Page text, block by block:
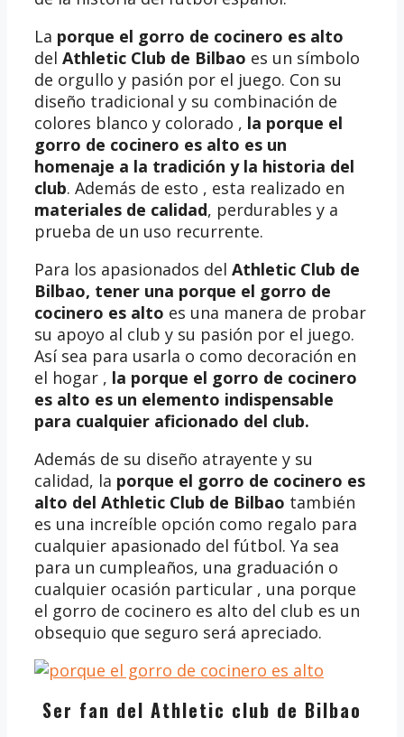
La porque el gorro de cocinero es alto
del Athletic Club de Bilbao es un símbolo
de orgullo y pasión por el juego. Con su
diseño tradicional y su combinación de
colores blanco y colorado , la porque el
gorro de cocinero es alto es un
homenaje a la tradición y la historia del
club. Además de esto , esta realizado en
materiales de calidad, perdurables y a
prueba de un uso recurrente.
Para los apasionados del Athletic Club de
Bilbao, tener una porque el gorro de
cocinero es alto es una manera de probar
su apoyo al club y su pasión por el juego.
Así sea para usarla o como decoración en
el hogar , la porque el gorro de cocinero
es alto es un elemento indispensable
para cualquier aficionado del club.
Además de su diseño atrayente y su
calidad, la porque el gorro de cocinero es
alto del Athletic Club de Bilbao también
es una increíble opción como regalo para
cualquier apasionado del fútbol. Ya sea
para un cumpleaños, una graduación o
cualquier ocasión particular , una porque
el gorro de cocinero es alto del club es un
obsequio que seguro será apreciado.
Ser fan del Athletic club de Bilbao